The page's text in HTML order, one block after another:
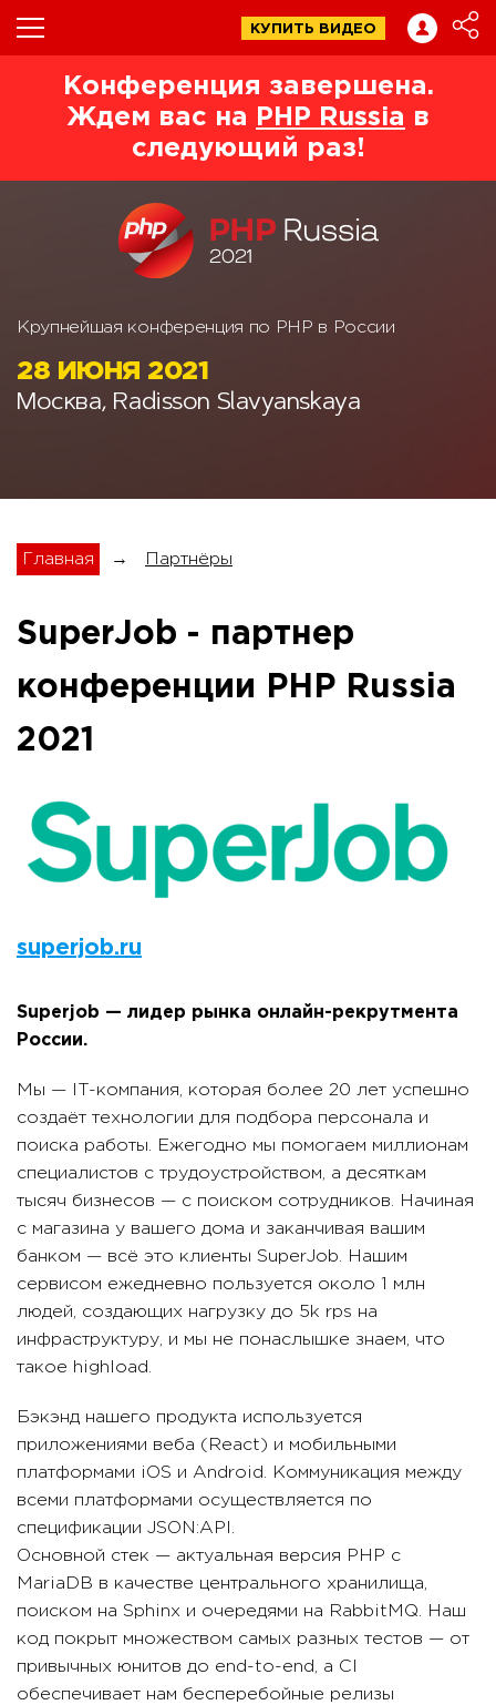
КУПИТЬ ВИДЕО
Конференция завершена.
Ждем вас на
PHP Russia в
следующий раз!
Крупнейшая конференция по PHP в России
28 ИЮНЯ 2021
Москва, Radisson Slavyanskaya
Главная → Партнёры
SuperJob - партнер
конференции PHP Russia
2021
superjob.ru
Superjob — лидер рынка онлайн-рекрутмента
России.
Мы — IT-компания, которая более 20 лет успешно
создаёт технологии для подбора персонала и
поиска работы. Ежегодно мы помогаем миллионам
специалистов с трудоустройством, а десяткам
тысяч бизнесов — с поиском сотрудников. Начиная
с магазина у вашего дома и заканчивая вашим
банком — всё это клиенты SuperJob. Нашим
сервисом ежедневно пользуется около 1 млн
людей, создающих нагрузку до 5k rps на
инфраструктуру, и мы не понаслышке знаем, что
такое highload.
Бэкэнд нашего продукта используется
приложениями веба (React) и мобильными
платформами iOS и Android. Коммуникация между
всеми платформами осуществляется по
спецификации JSON:API.
Основной стек — актуальная версия PHP с
MariaDB в качестве центрального хранилища,
поиском на Sphinx и очередями на RabbitMQ. Наш
код покрыт множеством самых разных тестов — от
привычных юнитов до end-to-end, а CI
обеспечивает нам бесперебойные релизы